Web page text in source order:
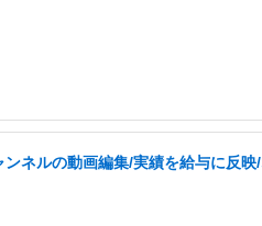
ネルの動画編集/実績を給与に反映